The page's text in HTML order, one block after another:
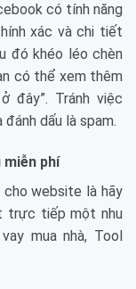
có tính năng
xác và chi tiết
đó khéo léo chèn
có thể xem thêm
đây”. Tránh việc
dấu là spam.
phí
website là hãy
trực tiếp một nhu
mua nhà, Tool